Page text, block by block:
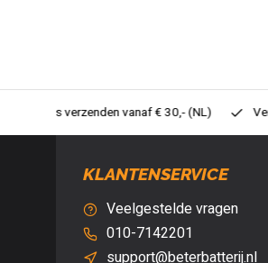
Verzendkosten € 2,95 (NL)
KLANTENSERVICE
Veelgestelde vragen
010-7142201
support@beterbatterij.nl